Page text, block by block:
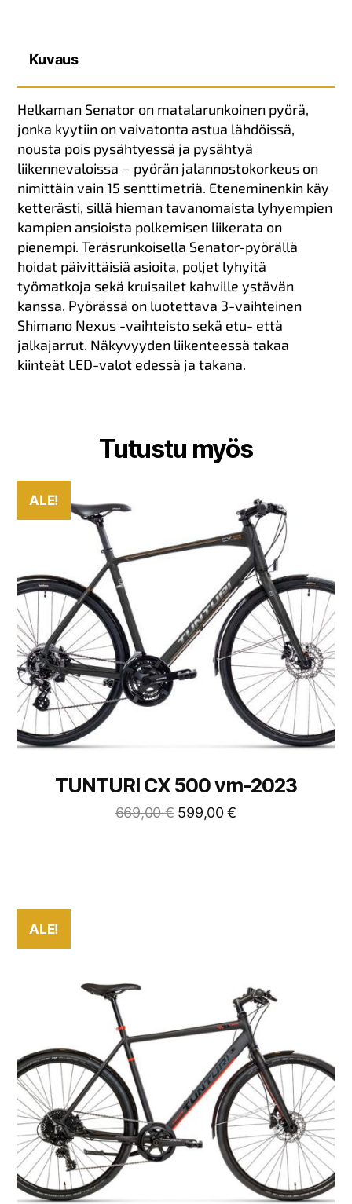
Kuvaus
Helkaman Senator on matalarunkoinen pyörä,
jonka kyytiin on vaivatonta astua lähdöissä,
nousta pois pysähtyessä ja pysähtyä
liikennevaloissa – pyörän jalannostokorkeus on
nimittäin vain 15 senttimetriä. Eteneminenkin käy
ketterästi, sillä hieman tavanomaista lyhyempien
kampien ansioista polkemisen liikerata on
pienempi. Teräsrunkoisella Senator-pyörällä
hoidat päivittäisiä asioita, poljet lyhyitä
työmatkoja sekä kruisailet kahville ystävän
kanssa. Pyörässä on luotettava 3-vaihteinen
Shimano Nexus -vaihteisto sekä etu- että
jalkajarrut. Näkyvyyden liikenteessä takaa
kiinteät LED-valot edessä ja takana.
Tutustu myös
ALE!
TUNTURI CX 500 vm-2023
669,00€ 599,00€
ALE!